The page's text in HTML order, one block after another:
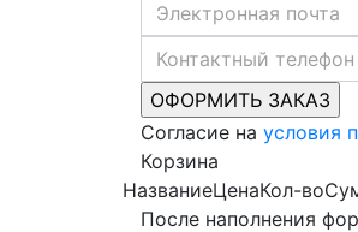
Согласие на условия
Корзина
НазваниеЦенаКол-во
После наполнения